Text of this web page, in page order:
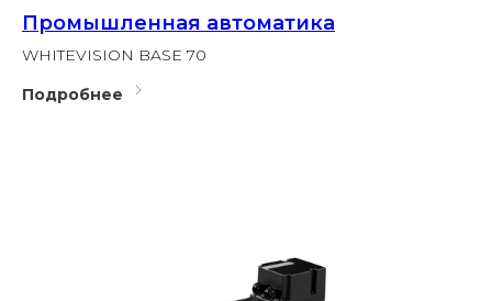
Промышленная автоматика
WHITEVISION BASE 70
Подробнее